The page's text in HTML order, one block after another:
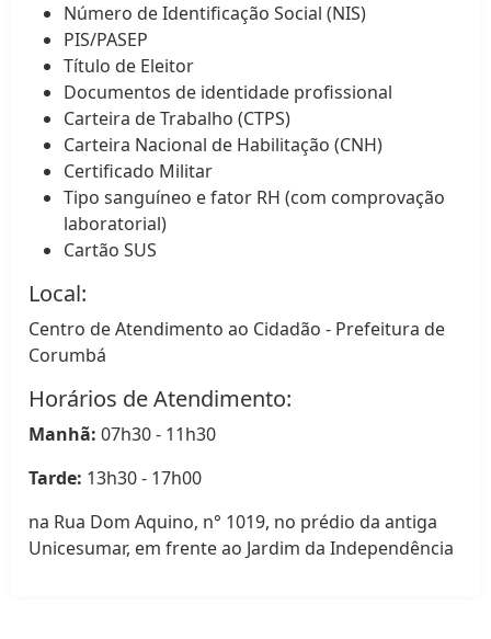
Número de Identificação Social (NIS)
PIS/PASEP
Título de Eleitor
Documentos de identidade profissional
Carteira de Trabalho (CTPS)
Carteira Nacional de Habilitação (CNH)
Certificado Militar
Tipo sanguíneo e fator RH (com comprovação
laboratorial)
Cartão SUS
Local:
Centro de Atendimento ao Cidadão - Prefeitura de
Corumbá
Horários de Atendimento:
Manhã: 07h30 - 11h30
Tarde: 13h30 - 17h00
na Rua Dom Aquino, n° 1019, no prédio da antiga
Unicesumar, em frente ao Jardim da Independência